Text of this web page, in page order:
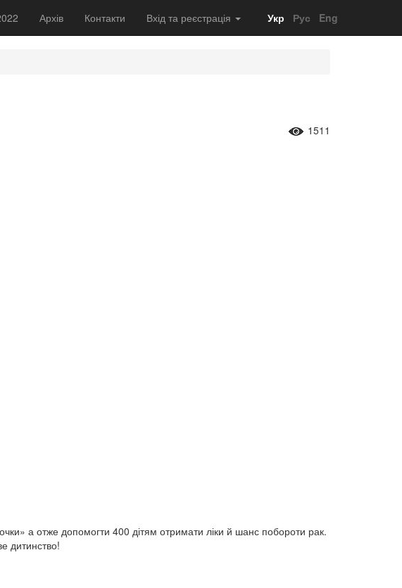
Архів Контакти Вхід та реєстрація Укр Рус Eng
1511
а отже допомогти 400 дітям отримати ліки й шанс побороти рак.
дитинство!